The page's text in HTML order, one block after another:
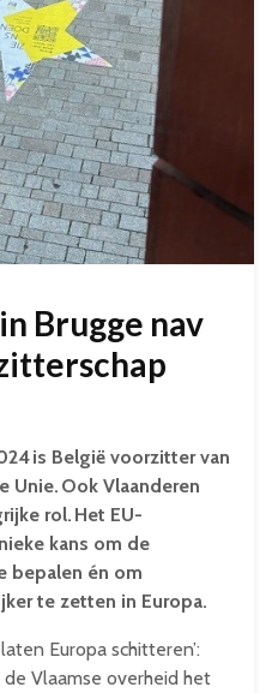
Brugge nav
is België voorzitter van
Unie. Ook Vlaanderen
rol. Het EU-
kans om de
bepalen én om
te zetten in Europa.
Europa schitteren’:
Vlaamse overheid het